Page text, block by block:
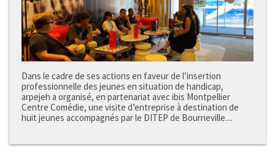
Dans le cadre de ses actions en faveur de l’insertion
professionnelle des jeunes en situation de handicap,
arpejeh a organisé, en partenariat avec ibis Montpellier
Centre Comédie, une visite d’entreprise à destination de
huit jeunes accompagnés par le DITEP de Bourneville....